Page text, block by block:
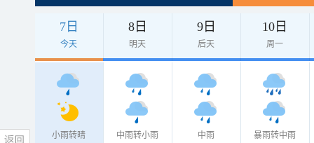
7日
今天
8日
明天
9日
后天
10日
周一
小雨转晴 中雨转小雨 中雨 暴雨转中雨